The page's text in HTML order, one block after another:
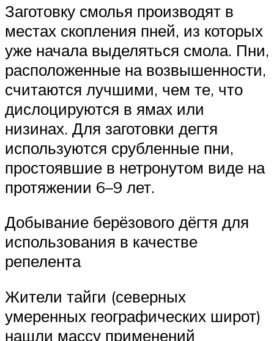
Заготовку смолья производят в
местах скопления пней, из которых
уже начала выделяться смола. Пни,
расположенные на возвышенности,
считаются лучшими, чем те, что
дислоцируются в ямах или
низинах. Для заготовки дегтя
используются срубленные пни,
простоявшие в нетронутом виде на
протяжении 6–9 лет.
Добывание берёзового дёгтя для
использования в качестве
репелента
Жители тайги (северных
умеренных географических широт)
нашли массу применений